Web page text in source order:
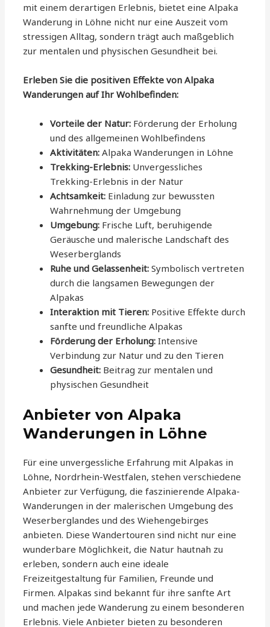
mit einem derartigen Erlebnis, bietet eine Alpaka
Wanderung in Löhne nicht nur eine Auszeit vom
stressigen Alltag, sondern trägt auch maßgeblich
zur mentalen und physischen Gesundheit bei.
Erleben Sie die positiven Effekte von Alpaka
Wanderungen auf Ihr Wohlbefinden:
Vorteile der Natur: Förderung der Erholung
und des allgemeinen Wohlbefindens
Aktivitäten: Alpaka Wanderungen in Löhne
Trekking-Erlebnis: Unvergessliches
Trekking-Erlebnis in der Natur
Achtsamkeit: Einladung zur bewussten
Wahrnehmung der Umgebung
Umgebung: Frische Luft, beruhigende
Geräusche und malerische Landschaft des
Weserberglands
Ruhe und Gelassenheit: Symbolisch vertreten
durch die langsamen Bewegungen der
Alpakas
Interaktion mit Tieren: Positive Effekte durch
sanfte und freundliche Alpakas
Förderung der Erholung: Intensive
Verbindung zur Natur und zu den Tieren
Gesundheit: Beitrag zur mentalen und
physischen Gesundheit
Anbieter von Alpaka
Wanderungen in Löhne
Für eine unvergessliche Erfahrung mit Alpakas in
Löhne, Nordrhein-Westfalen, stehen verschiedene
Anbieter zur Verfügung, die faszinierende Alpaka-
Wanderungen in der malerischen Umgebung des
Weserberglandes und des Wiehengebirges
anbieten. Diese Wandertouren sind nicht nur eine
wunderbare Möglichkeit, die Natur hautnah zu
erleben, sondern auch eine ideale
Freizeitgestaltung für Familien, Freunde und
Firmen. Alpakas sind bekannt für ihre sanfte Art
und machen jede Wanderung zu einem besonderen
Erlebnis. Viele Anbieter bieten zu besonderen